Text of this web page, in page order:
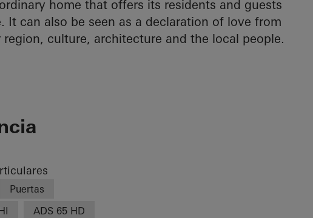
home that offers its residents and guests
can also be seen as a declaration of love from
culture, architecture and the local people.
Puertas
ADS 65 HD